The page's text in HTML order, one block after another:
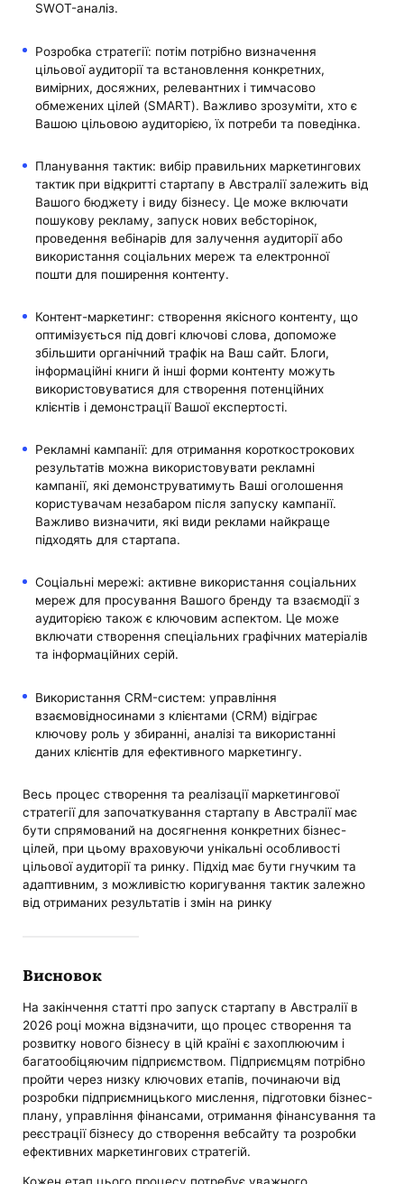
SWOT-аналіз.
Розробка стратегії: потім потрібно визначення
цільової аудиторії та встановлення конкретних,
вимірних, досяжних, релевантних і тимчасово
обмежених цілей (SMART). Важливо зрозуміти, хто є
Вашою цільовою аудиторією, їх потреби та поведінка.
Планування тактик: вибір правильних маркетингових
тактик при відкритті стартапу в Австралії залежить від
Вашого бюджету і виду бізнесу. Це може включати
пошукову рекламу, запуск нових вебсторінок,
проведення вебінарів для залучення аудиторії або
використання соціальних мереж та електронної
пошти для поширення контенту.
Контент-маркетинг: створення якісного контенту, що
оптимізується під довгі ключові слова, допоможе
збільшити органічний трафік на Ваш сайт. Блоги,
інформаційні книги й інші форми контенту можуть
використовуватися для створення потенційних
клієнтів і демонстрації Вашої експертості.
Рекламні кампанії: для отримання короткострокових
результатів можна використовувати рекламні
кампанії, які демонструватимуть Ваші оголошення
користувачам незабаром після запуску кампанії.
Важливо визначити, які види реклами найкраще
підходять для стартапа.
Соціальні мережі: активне використання соціальних
мереж для просування Вашого бренду та взаємодії з
аудиторією також є ключовим аспектом. Це може
включати створення спеціальних графічних матеріалів
та інформаційних серій.
Використання CRM-систем: управління
взаємовідносинами з клієнтами (CRM) відіграє
ключову роль у збиранні, аналізі та використанні
даних клієнтів для ефективного маркетингу.
Весь процес створення та реалізації маркетингової
стратегії для започаткування стартапу в Австралії має
бути спрямований на досягнення конкретних бізнес-
цілей, при цьому враховуючи унікальні особливості
цільової аудиторії та ринку. Підхід має бути гнучким та
адаптивним, з можливістю коригування тактик залежно
від отриманих результатів і змін на ринку
Висновок
На закінчення статті про запуск стартапу в Австралії в
2026 році можна відзначити, що процес створення та
розвитку нового бізнесу в цій країні є захоплюючим і
багатообіцяючим підприємством. Підприємцям потрібно
пройти через низку ключових етапів, починаючи від
розробки підприємницького мислення, підготовки бізнес-
плану, управління фінансами, отримання фінансування та
реєстрації бізнесу до створення вебсайту та розробки
ефективних маркетингових стратегій.